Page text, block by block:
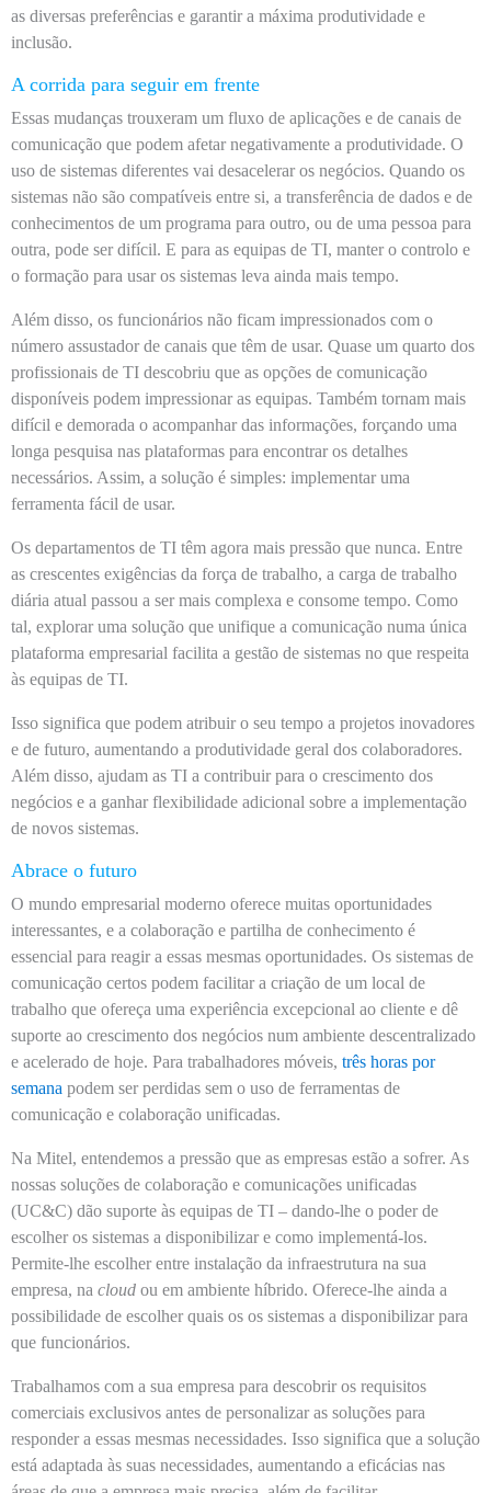
as diversas preferências e garantir a máxima produtividade e
inclusão.
A corrida para seguir em frente
Essas mudanças trouxeram um fluxo de aplicações e de canais de
comunicação que podem afetar negativamente a produtividade. O
uso de sistemas diferentes vai desacelerar os negócios. Quando os
sistemas não são compatíveis entre si, a transferência de dados e de
conhecimentos de um programa para outro, ou de uma pessoa para
outra, pode ser difícil. E para as equipas de TI, manter o controlo e
o formação para usar os sistemas leva ainda mais tempo.
Além disso, os funcionários não ficam impressionados com o
número assustador de canais que têm de usar. Quase um quarto dos
profissionais de TI descobriu que as opções de comunicação
disponíveis podem impressionar as equipas. Também tornam mais
difícil e demorada o acompanhar das informações, forçando uma
longa pesquisa nas plataformas para encontrar os detalhes
necessários. Assim, a solução é simples: implementar uma
ferramenta fácil de usar.
Os departamentos de TI têm agora mais pressão que nunca. Entre
as crescentes exigências da força de trabalho, a carga de trabalho
diária atual passou a ser mais complexa e consome tempo. Como
tal, explorar uma solução que unifique a comunicação numa única
plataforma empresarial facilita a gestão de sistemas no que respeita
às equipas de TI.
Isso significa que podem atribuir o seu tempo a projetos inovadores
e de futuro, aumentando a produtividade geral dos colaboradores.
Além disso, ajudam as TI a contribuir para o crescimento dos
negócios e a ganhar flexibilidade adicional sobre a implementação
de novos sistemas.
Abrace o futuro
O mundo empresarial moderno oferece muitas oportunidades
interessantes, e a colaboração e partilha de conhecimento é
essencial para reagir a essas mesmas oportunidades. Os sistemas de
comunicação certos podem facilitar a criação de um local de
trabalho que ofereça uma experiência excepcional ao cliente e dê
suporte ao crescimento dos negócios num ambiente descentralizado
e acelerado de hoje. Para trabalhadores móveis, três horas por
semana podem ser perdidas sem o uso de ferramentas de
comunicação e colaboração unificadas.
Na Mitel, entendemos a pressão que as empresas estão a sofrer. As
nossas soluções de colaboração e comunicações unificadas
(UC&C) dão suporte às equipas de TI – dando-lhe o poder de
escolher os sistemas a disponibilizar e como implementá-los.
Permite-lhe escolher entre instalação da infraestrutura na sua
empresa, na cloud ou em ambiente híbrido. Oferece-lhe ainda a
possibilidade de escolher quais os os sistemas a disponibilizar para
que funcionários.
Trabalhamos com a sua empresa para descobrir os requisitos
comerciais exclusivos antes de personalizar as soluções para
responder a essas mesmas necessidades. Isso significa que a solução
está adaptada às suas necessidades, aumentando a eficácias nas